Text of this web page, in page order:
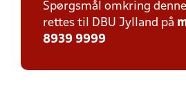
Spørgsmål omkring
rettes til DBU Jylland på
8939 9999